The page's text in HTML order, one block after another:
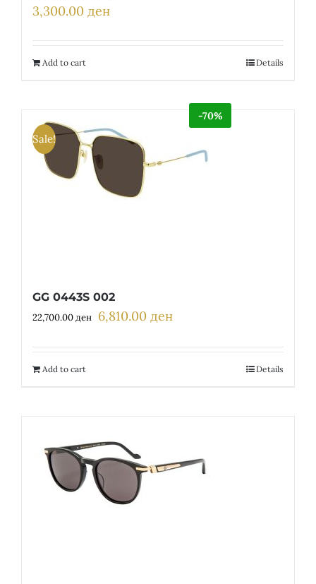
3,300.00 ден
Add to cart Details
Sale!
-70%
GG 0443S 002
22,700.00ден Original
6,810.00 денCurrent
Add to cart Details